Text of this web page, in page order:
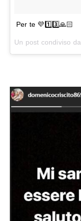
Per te 💜1️⃣3️⃣🙏🏻
Un post condiviso da